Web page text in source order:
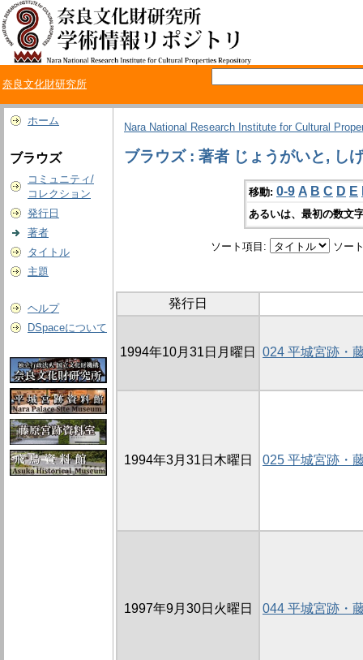
奈良文化財研究所
ホーム
ブラウズ
コミュニティ/
コレクション
発行日
著者
タイトル
主題
ヘルプ
DSpaceについて
Nara National Research Institute for Cultural
ブラウズ : 著者 じょうがいと, し
移動: 0-9 A B C D E
あるいは、最初の数文
ソート項目: ソー
発行日
1994年10月31日月曜日 024 平城宮跡・
1994年3月31日木曜日 025 平城宮跡・
1997年9月30日火曜日 044 平城宮跡・